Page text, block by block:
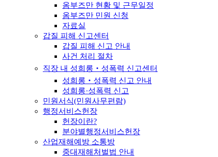
옴부즈만 현황 및 근무일정
옴부즈만 민원 신청
자료실
갑질 피해 신고센터
갑질 피해 신고 안내
사건 처리 절차
직장 내 성희롱‧성폭력 신고센터
성희롱‧성폭력 신고 안내
성희롱·성폭력 신고
민원서식(민원사무편람)
행정서비스헌장
헌장이란?
분야별행정서비스헌장
산업재해예방 소통방
중대재해처벌법 안내